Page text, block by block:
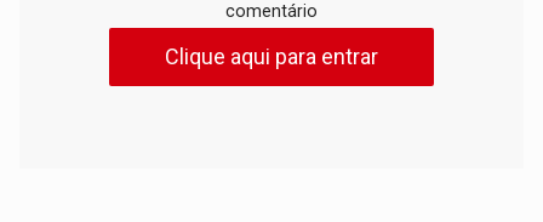
comentário
Clique aqui para entrar